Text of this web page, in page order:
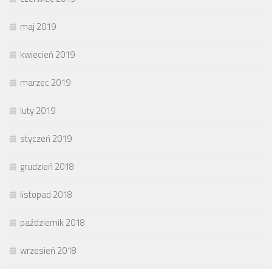
maj 2019
kwiecień 2019
marzec 2019
luty 2019
styczeń 2019
grudzień 2018
listopad 2018
październik 2018
wrzesień 2018